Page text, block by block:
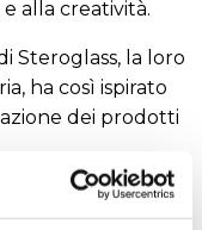
alla creatività.
Steroglass, la loro
ha così ispirato
dei prodotti